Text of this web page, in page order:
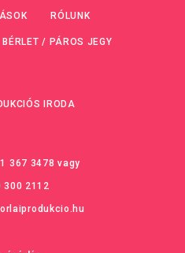
RÓLUNK
BÉRLET / PÁROS JEGY
IRODA
367 3478 vagy
300 2112